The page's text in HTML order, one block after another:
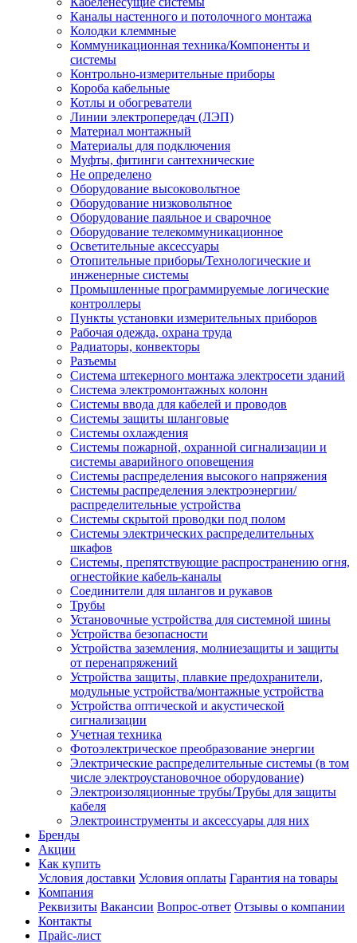
Каналы настенного и потолочного монтажа
Колодки клеммные
Коммуникационная техника/Компоненты и
системы
Контрольно-измерительные приборы
Короба кабельные
Котлы и обогреватели
Линии электропередач (ЛЭП)
Материал монтажный
Материалы для подключения
Муфты, фитинги сантехнические
Не определено
Оборудование высоковольтное
Оборудование низковольтное
Оборудование паяльное и сварочное
Оборудование телекоммуникационное
Осветительные аксессуары
Отопительные приборы/Технологические и
инженерные системы
Промышленные программируемые логические
контроллеры
Пункты установки измерительных приборов
Рабочая одежда, охрана труда
Радиаторы, конвекторы
Разъемы
Система штекерного монтажа электросети зданий
Система электромонтажных колонн
Системы ввода для кабелей и проводов
Системы защиты шланговые
Системы охлаждения
Системы пожарной, охранной сигнализации и
системы аварийного оповещения
Системы распределения высокого напряжения
Системы распределения электроэнергии/
распределительные устройства
Системы скрытой проводки под полом
Системы электрических распределительных
шкафов
Системы, препятствующие распространению огня,
огнестойкие кабель-каналы
Соединители для шлангов и рукавов
Трубы
Установочные устройства для системной шины
Устройства безопасности
Устройства заземления, молниезащиты и защиты
от перенапряжений
Устройства защиты, плавкие предохранители,
модульные устройства/монтажные устройства
Устройства оптической и акустической
сигнализации
Учетная техника
Фотоэлектрическое преобразование энергии
Электрические распределительные системы (в том
числе электроустановочное оборудование)
Электроизоляционные трубы/Трубы для защиты
кабеля
Электроинструменты и аксессуары для них
Бренды
Акции
Как купить
Условия доставки Условия оплаты Гарантия на товары
Компания
Реквизиты Вакансии Вопрос-ответ Отзывы о компании
Контакты
Прайс-лист